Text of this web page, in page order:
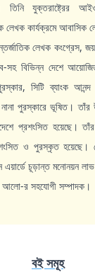
যুক্তরাষ্ট্রের
লেখক কার্যক্রমে আবাসিক
লেখক কংগ্রেস,
সহ বিভিন্ন দেশে
সিটি ব্যাংক
পুরস্কারে ভূষিত।
প্রশংসিত হয়েছে।
ও পুরস্কৃত হয়েছে।
এয়ার্ডে চূড়ান্ত মনোনয়ন
আলো-র সহযোগী সম্পাদক।
বই সমূহ